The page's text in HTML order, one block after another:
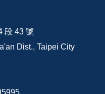
段 43 號
Dist., Taipei City